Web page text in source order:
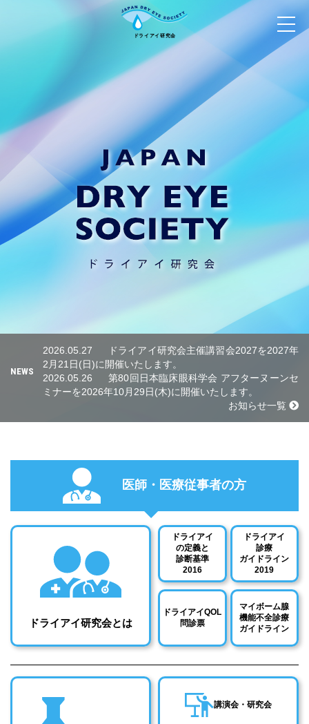
NEWS
2026.05.27
ドライアイ研究会主催講習会2027を2027年
2月21日(日)に開催いたします。
2026.05.26
第80回日本臨床眼科学会 アフターヌーンセ
ミナーを2026年10月29日(木)に開催いたします。
お知らせ一覧
医師・医療従事者の方
ドライアイ研究会とは
ドライアイ
の定義と
診断基準
2016
ドライアイ
診療
ガイドライン
2019
ドライアイQOL
問診票
マイボーム腺
機能不全診療
ガイドライン
講演会・研究会